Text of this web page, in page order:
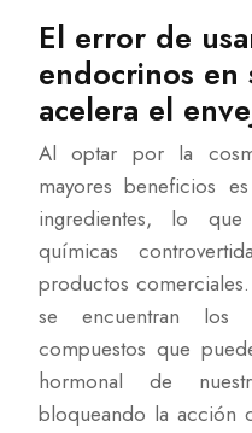
El error de
endocrinos
acelera el
Al optar por la
mayores beneficios
ingredientes, lo que
químicas
productos
se encuentran los
compuestos que
hormonal de
bloqueando la acción